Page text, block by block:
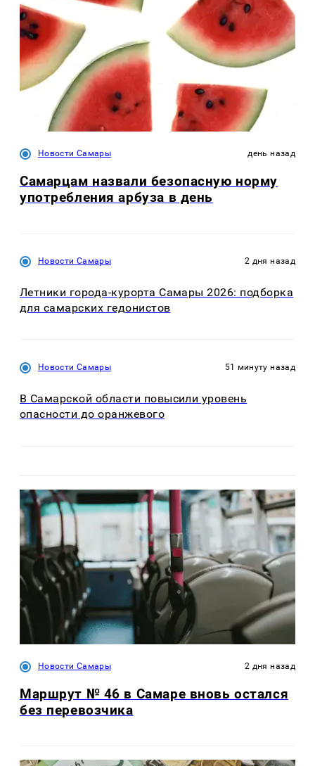
Новости Самары день назад
Самарцам назвали безопасную норму
употребления арбуза в день
Новости Самары 2 дня назад
Летники города-курорта Самары 2026: подборка
для самарских гедонистов
Новости Самары 51 минуту назад
В Самарской области повысили уровень
опасности до оранжевого
Новости Самары 2 дня назад
Маршрут № 46 в Самаре вновь остался
без перевозчика